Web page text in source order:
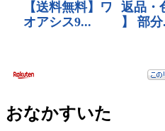
おなかすいた